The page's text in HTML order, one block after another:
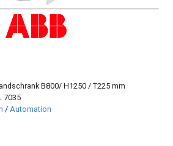
B800/ H1250 / T225 mm
7035
/Automation